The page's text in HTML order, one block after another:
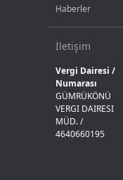
Haberler
İletişim
Vergi Dairesi /
Numarası
GÜMRÜKÖNÜ
VERGI DAIRESI
MÜD. /
4640660195